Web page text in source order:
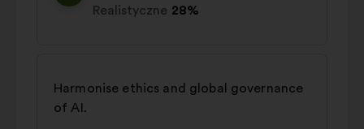
Realistyczne 28%
Harmonise ethics and global governance
of AI.